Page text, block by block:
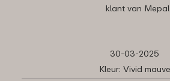
klant van Mepal
30-03-2025
Kleur: Vivid mauve